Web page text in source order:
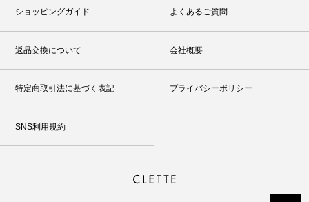
ショッピングガイド よくあるご質問
返品交換について 会社概要
特定商取引法に基づく表記 プライバシーポリシー
SNS利用規約